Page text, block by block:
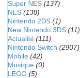
Super NES (137)
NES (138)
Nintendo 2DS (1)
New Nintendo 3DS (11)
Actualité (111)
Nintendo Switch (2907)
Mobile (42)
Musique (0)
LEGO (5)